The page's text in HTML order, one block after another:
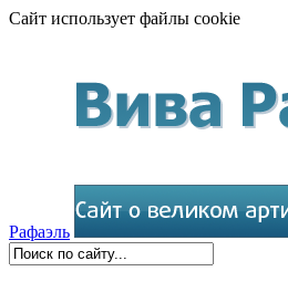
Сайт использует файлы cookie
Рафаэль